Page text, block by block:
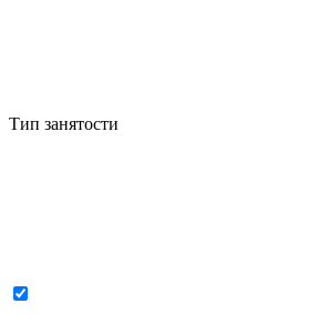
Тип занятости